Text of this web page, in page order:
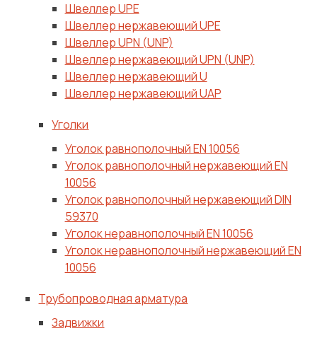
Швеллер UPE
Швеллер нержавеющий UPE
Швеллер UPN (UNP)
Швеллер нержавеющий UPN (UNP)
Швеллер нержавеющий U
Швеллер нержавеющий UAP
Уголки
Уголок равнополочный EN 10056
Уголок равнополочный нержавеющий EN
10056
Уголок равнополочный нержавеющий DIN
59370
Уголок неравнополочный EN 10056
Уголок неравнополочный нержавеющий EN
10056
Трубопроводная арматура
Задвижки